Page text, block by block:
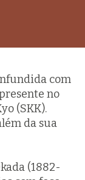
com
no
(SKK).
da sua
(1882-